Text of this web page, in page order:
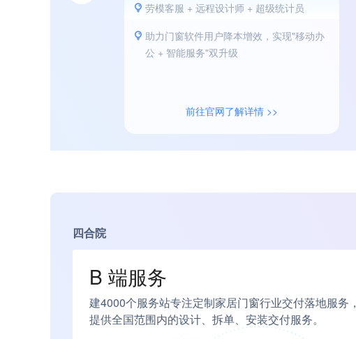
劳模客服 + 远程设计师 + 超级统计员
助力门窗软件用户降本增效，实现"移动办
公 + 智能服务"双升级
前往官网了解详情 >>
四合院
B 端服务
建4000个服务站专注定制家居门窗行业交付落地服务，
提供全国范围内的设计、拆单、安装交付服务。